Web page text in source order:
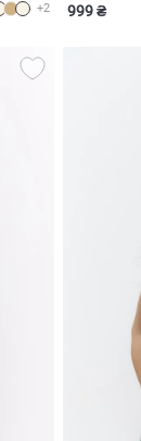
+2 999 ₴